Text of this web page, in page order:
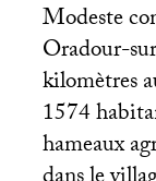
Modeste
Oradour-
kilomètres
1574
hameaux